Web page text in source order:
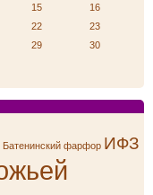
15
16
22
23
29
30
Батенинский фарфор ИФЗ